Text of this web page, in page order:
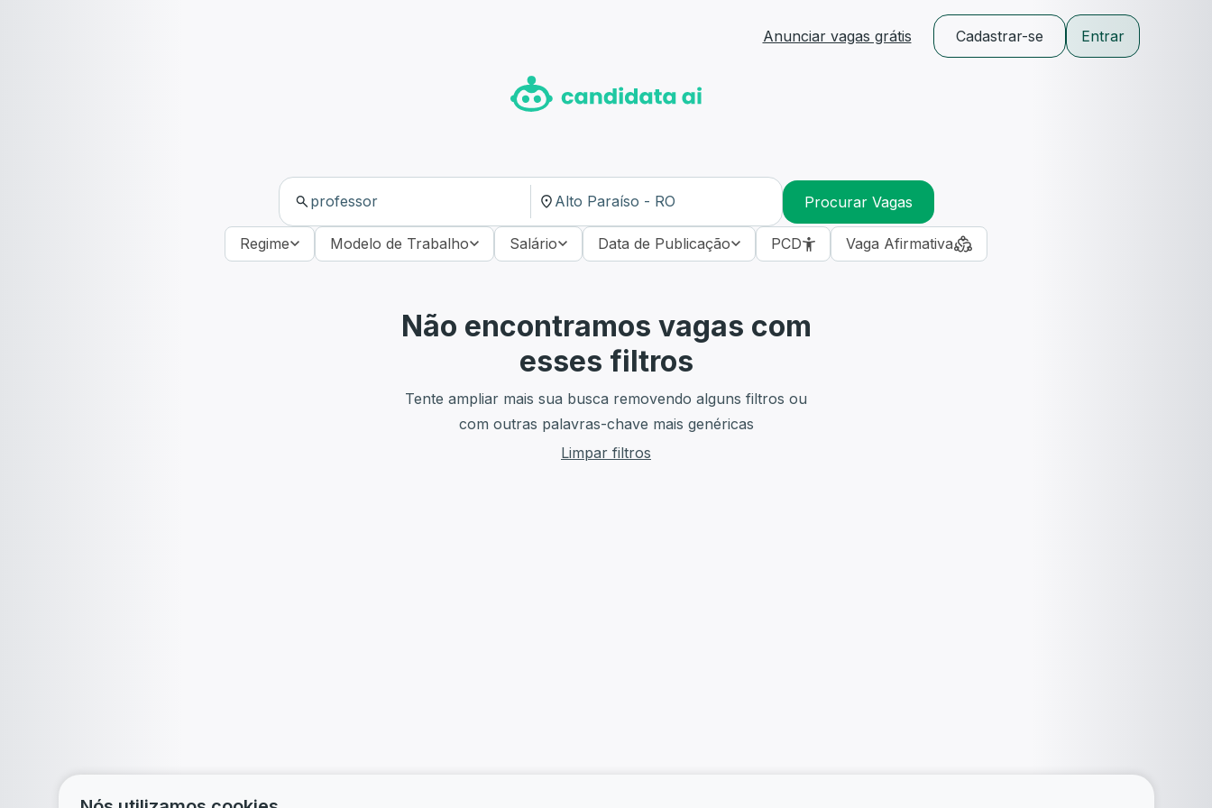
Anunciar vagas grátis Cadastrar-se Entrar
Procurar Vagas
Regime Modelo de Trabalho Salário Data de Publicação PCD Vaga Afirmativa
Não encontramos vagas com
esses filtros
Tente ampliar mais sua busca removendo alguns filtros ou
com outras palavras-chave mais genéricas
Limpar filtros